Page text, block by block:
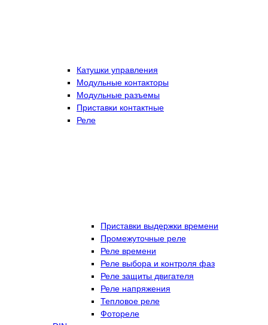
Катушки управления
Модульные контакторы
Модульные разъемы
Приставки контактные
Реле
Приставки выдержки времени
Промежуточные реле
Реле времени
Реле выбора и контроля фаз
Реле защиты двигателя
Реле напряжения
Тепловое реле
Фотореле